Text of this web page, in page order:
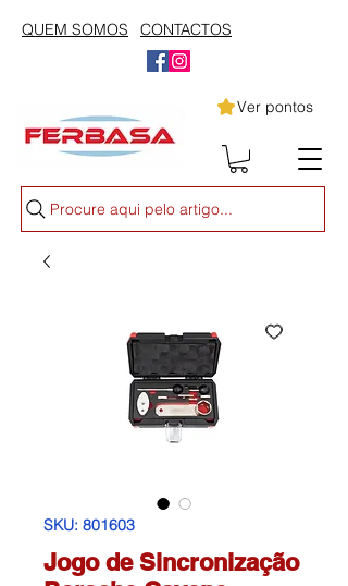
QUEM SOMOS CONTACTOS
Ver pontos
Procure aqui pelo artigo...
SKU: 801603
Jogo de Sincronização